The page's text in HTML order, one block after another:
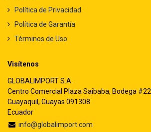
Política de Privacidad
Política de Garantía
Términos de Uso
Visítenos
GLOBALIMPORT S.A.
Centro Comercial Plaza Saibaba, Bodega #22
Guayaquil, Guayas 091308
Ecuador
info@globalimport.com